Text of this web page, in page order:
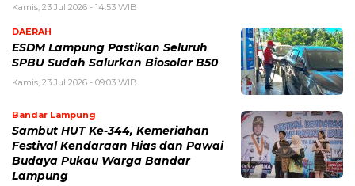
Kamis, 23 Jul 2026 - 14:53 WIB
DAERAH
ESDM Lampung Pastikan Seluruh
SPBU Sudah Salurkan Biosolar B50
Kamis, 23 Jul 2026 - 09:03 WIB
Bandar Lampung
Sambut HUT Ke-344, Kemeriahan
Festival Kendaraan Hias dan Pawai
Budaya Pukau Warga Bandar
Lampung